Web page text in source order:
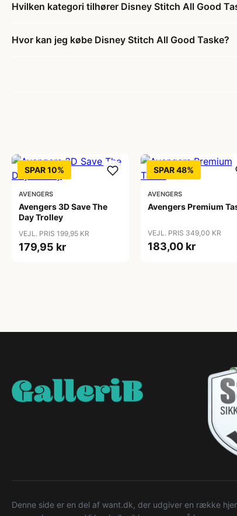
Hvilken kategori tilhører Disney Stitch All Good
Hvor kan jeg købe Disney Stitch All Good Taske?
SPAR 10%
AVENGERS
Avengers 3D Save The
Day Trolley
VEJL. PRIS 199,95 KR
179,95 kr
SPAR 48%
AVENGERS
Avengers Premium
VEJL. PRIS 349,00 KR
183,00 kr
Denne side er en del af want.dk, der udgiver en række